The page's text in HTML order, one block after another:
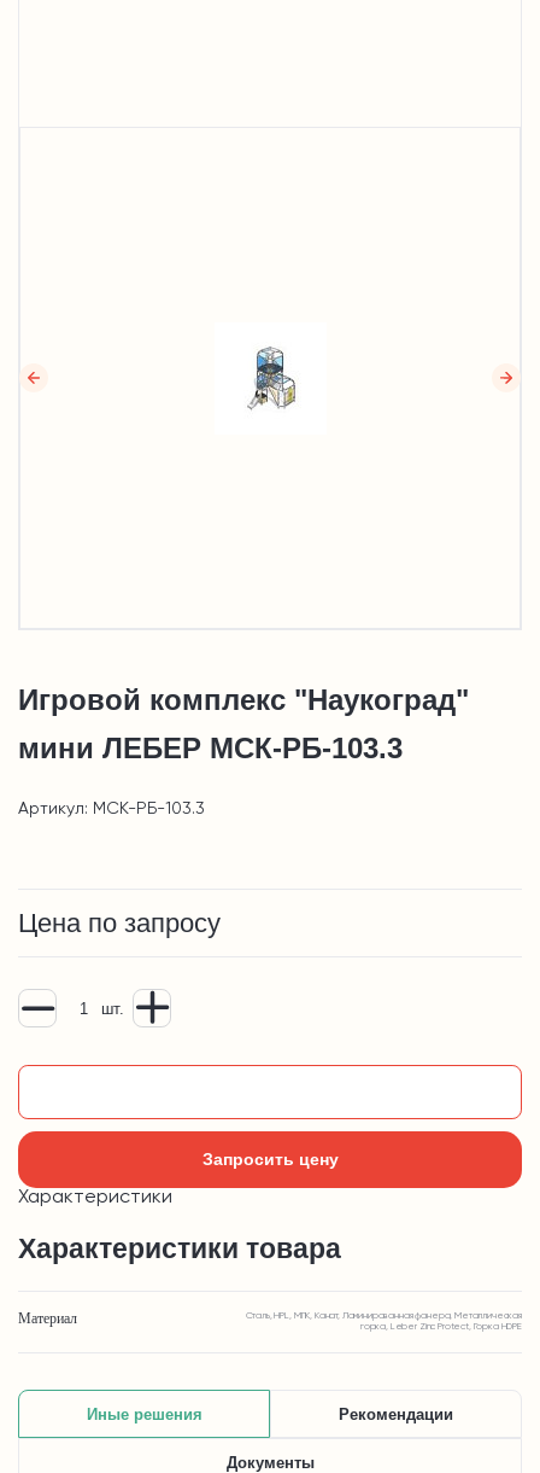
Игровой комплекс "Наукоград"
мини ЛЕБЕР МСК-РБ-103.3
Артикул: МСК-РБ-103.3
Цена по запросу
шт.
Запросить цену
Характеристики
Характеристики товара
Материал
Сталь, HPL, МПК, Канат, Ламинированная фанера, Металлическая
горка, Leber Zinc Protect, Горка HDPE
Иные решения Рекомендации
Документы